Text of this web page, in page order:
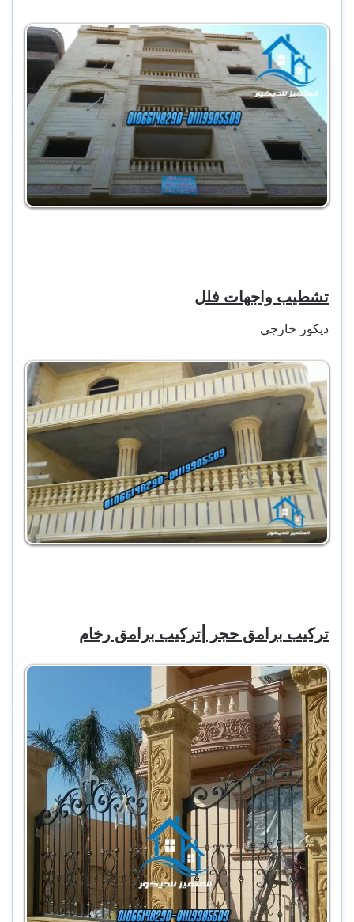
تشطيب واجهات فلل
ديكور خارجي
تركيب برامق حجر |تركيب برامق رخام